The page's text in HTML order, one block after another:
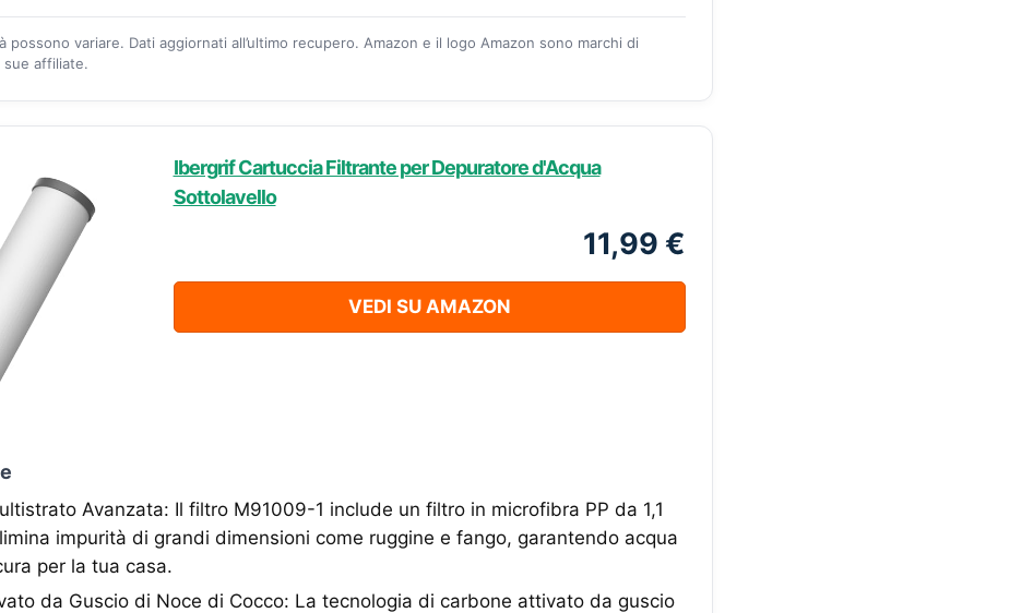
possono variare. Dati aggiornati all’ultimo recupero. Amazon e il logo Amazon sono marchi di
sue affiliate.
Ibergrif Cartuccia Filtrante per Depuratore d'Acqua
Sottolavello
11,99 €
VEDI SU AMAZON
Avanzata: Il filtro M91009-1 include un filtro in microfibra PP da 1,1
impurità di grandi dimensioni come ruggine e fango, garantendo acqua
per la tua casa.
da Guscio di Noce di Cocco: La tecnologia di carbone attivato da guscio